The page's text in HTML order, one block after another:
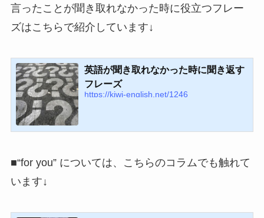
言ったことが聞き取れなかった時に役立つフレー
ズはこちらで紹介しています↓
英語が聞き取れなかった時に聞き返す
フレーズ
https://kiwi-english.net/1246
■“for you” については、こちらのコラムでも触れて
います↓